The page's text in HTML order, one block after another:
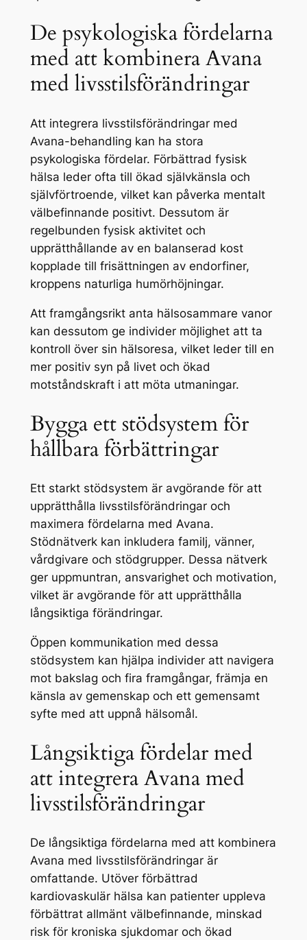
De psykologiska fördelarna
med att kombinera Avana
med livsstilsförändringar
Att integrera livsstilsförändringar med
Avana-behandling kan ha stora
psykologiska fördelar. Förbättrad fysisk
hälsa leder ofta till ökad självkänsla och
självförtroende, vilket kan påverka mentalt
välbefinnande positivt. Dessutom är
regelbunden fysisk aktivitet och
upprätthållande av en balanserad kost
kopplade till frisättningen av endorfiner,
kroppens naturliga humörhöjningar.
Att framgångsrikt anta hälsosammare vanor
kan dessutom ge individer möjlighet att ta
kontroll över sin hälsoresa, vilket leder till en
mer positiv syn på livet och ökad
motståndskraft i att möta utmaningar.
Bygga ett stödsystem för
hållbara förbättringar
Ett starkt stödsystem är avgörande för att
upprätthålla livsstilsförändringar och
maximera fördelarna med Avana.
Stödnätverk kan inkludera familj, vänner,
vårdgivare och stödgrupper. Dessa nätverk
ger uppmuntran, ansvarighet och motivation,
vilket är avgörande för att upprätthålla
långsiktiga förändringar.
Öppen kommunikation med dessa
stödsystem kan hjälpa individer att navigera
mot bakslag och fira framgångar, främja en
känsla av gemenskap och ett gemensamt
syfte med att uppnå hälsomål.
Långsiktiga fördelar med
att integrera Avana med
livsstilsförändringar
De långsiktiga fördelarna med att kombinera
Avana med livsstilsförändringar är
omfattande. Utöver förbättrad
kardiovaskulär hälsa kan patienter uppleva
förbättrat allmänt välbefinnande, minskad
risk för kroniska sjukdomar och ökad